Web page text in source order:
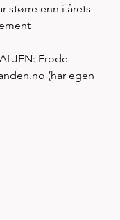
større enn i årets
Frode
(har egen